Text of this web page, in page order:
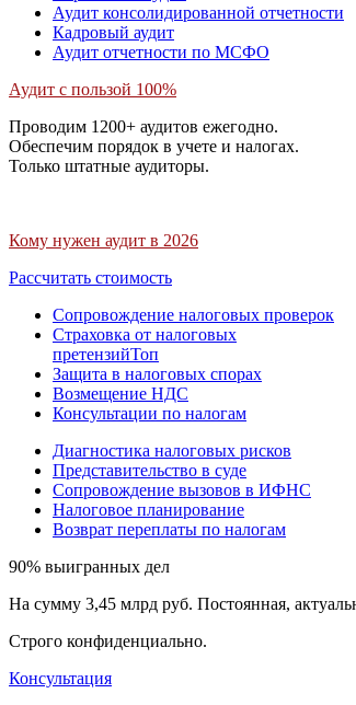
Аудит консолидированной отчетности
Кадровый аудит
Аудит отчетности по МСФО
Аудит с пользой 100%
Проводим 1200+ аудитов ежегодно.
Обеспечим порядок в учете и налогах.
Только штатные аудиторы.
Кому нужен аудит в 2026
Рассчитать стоимость
Сопровождение налоговых проверок
Страховка от налоговых
претензийТоп
Защита в налоговых спорах
Возмещение НДС
Консультации по налогам
Диагностика налоговых рисков
Представительство в суде
Сопровождение вызовов в ИФНС
Налоговое планирование
Возврат переплаты по налогам
90% выигранных дел
На сумму 3,45 млрд руб. Постоянная,
Строго конфиденциально.
Консультация